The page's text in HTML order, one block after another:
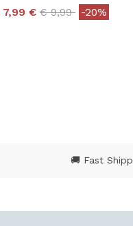
7,99 € Price reduced
€ 9,99to-20%
🚚 Fast